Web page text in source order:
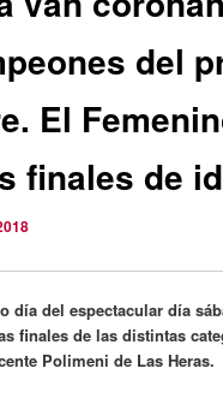
del
El
finales de
día del espectacular día
finales de las distintas
Polimeni de Las Heras.